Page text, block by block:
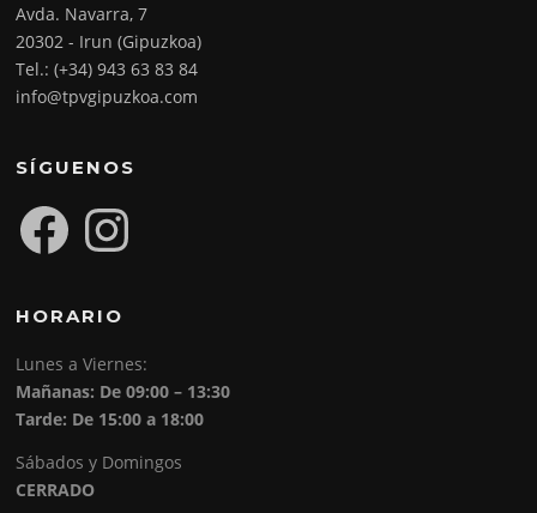
Avda. Navarra, 7
20302 - Irun (Gipuzkoa)
Tel.: (+34) 943 63 83 84
info@tpvgipuzkoa.com
SÍGUENOS
FacebookInstagram
HORARIO
Lunes a Viernes:
Mañanas: De 09:00 – 13:30
Tarde: De 15:00 a 18:00
Sábados y Domingos
CERRADO